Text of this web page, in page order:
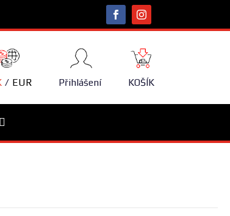
EUR Přihlášení
NÁKUPNÍ
KOŠÍK
KOŠÍK